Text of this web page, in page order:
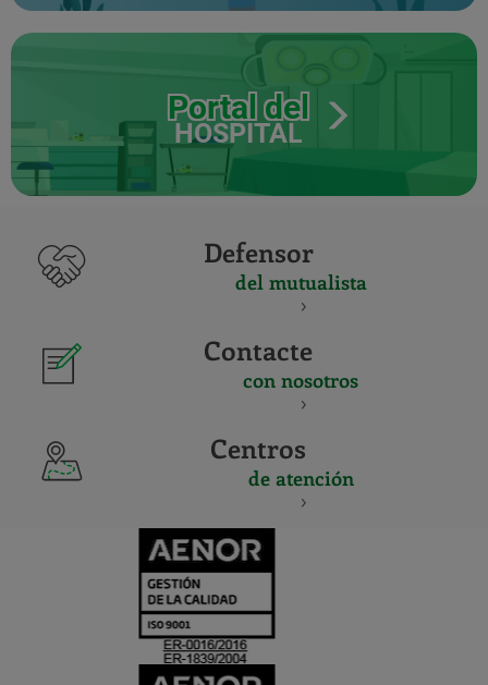
Portal del
HOSPITAL
Defensor
del mutualista
Contacte
con nosotros
Centros
de atención